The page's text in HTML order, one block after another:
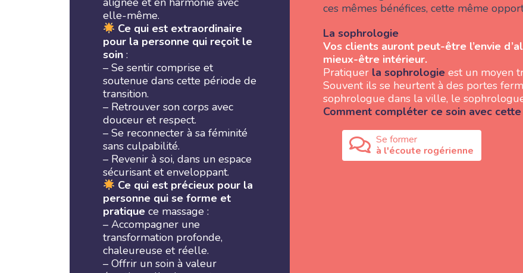
elle-même.
Ce qui est extraordinaire
pour la personne qui reçoit le
soin:
– Se sentir comprise et
soutenue dans cette période de
transition.
– Retrouver son corps avec
douceur et respect.
– Se reconnecter à sa féminité
sans culpabilité.
– Revenir à soi, dans un espace
sécurisant et enveloppant.
Ce qui est précieux pour la
personne qui se forme et
pratiquece massage :
– Accompagner une
transformation profonde,
chaleureuse et réelle.
– Offrir un soin à valeur
ces mêmes bénéfices, cette même
La sophrologie
Vos clients auront peut-être l’envie
mieux-être intérieur.
Pratiquer la sophrologieest un moyen
Souvent ils se heurtent à des portes
sophrologue dans la ville, le
Comment compléter ce soin avec
Se former
à l'écoute rogérienne